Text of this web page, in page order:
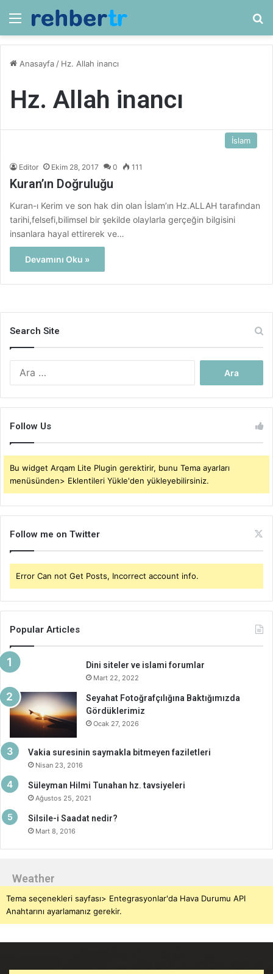
Menü
Anasayfa / Hz. Allah inancı
Hz. Allah inancı
İslam
Editor Ekim 28, 2017 0 111
Kuran’ın Doğruluğu
Kuran-ı Kerim ve son hak din olan İslam’ın Hz.ALLAH tarafından
tarihi,felsefi,bilimsel bir şekilde olaylarla gerçeğin bilgisini
insanlara hayal ettirerek ve…
Devamını Oku »
Search Site
Follow Us
Bu widget Arqam Lite Plugin gerektirir, bunu Tema ayarları
menüsünden> Eklentileri Yükle'den yükleyebilirsiniz.
Follow me on Twitter
Error Can not Get Posts, Incorrect account info.
Popular Articles
Dini siteler ve islami forumlar
Mart 22, 2022
Seyahat Fotoğrafçılığına Baktığımızda
Gördüklerimiz
Ocak 27, 2026
Vakia suresinin saymakla bitmeyen faziletleri
Nisan 23, 2016
Süleyman Hilmi Tunahan hz. tavsiyeleri
Ağustos 25, 2021
Silsile-i Saadat nedir?
Mart 8, 2016
Weather
Tema seçenekleri sayfası> Entegrasyonlar'da Hava Durumu API
Anahtarını ayarlamanız gerekir.